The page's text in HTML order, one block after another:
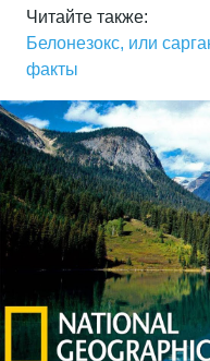
Читайте также:
Белонезокс, или
факты